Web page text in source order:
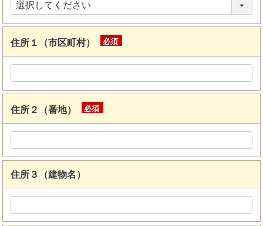
住所１（市区町村）
須)
住所２（番地）
須)
住所３（建物名）